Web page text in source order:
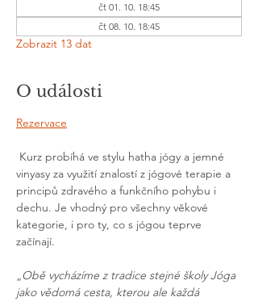
čt 01. 10. 18:45
čt 08. 10. 18:45
Zobrazit 13 dat
O události
Rezervace
vinyasy za využití znalostí z jógové terapie a
principů zdravého a funkčního pohybu i
dechu. Je vhodný pro všechny věkové
kategorie, i pro ty, co s jógou teprve
začínají.
„Obě vycházíme z tradice stejné školy Jóga
jako vědomá cesta, kterou ale každá